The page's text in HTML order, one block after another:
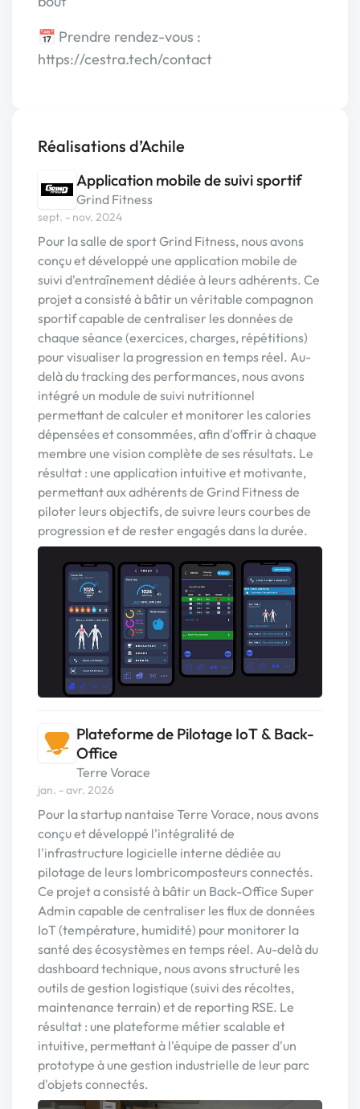
📅 Prendre rendez-vous :
https://cestra.tech/contact
Réalisations d’Achile
Application mobile de suivi sportif
Grind Fitness
sept. - nov. 2024
Pour la salle de sport Grind Fitness, nous avons
conçu et développé une application mobile de
suivi d'entraînement dédiée à leurs adhérents. Ce
projet a consisté à bâtir un véritable compagnon
sportif capable de centraliser les données de
chaque séance (exercices, charges, répétitions)
pour visualiser la progression en temps réel. Au-
delà du tracking des performances, nous avons
intégré un module de suivi nutritionnel
permettant de calculer et monitorer les calories
dépensées et consommées, afin d'offrir à chaque
membre une vision complète de ses résultats. Le
résultat : une application intuitive et motivante,
permettant aux adhérents de Grind Fitness de
piloter leurs objectifs, de suivre leurs courbes de
progression et de rester engagés dans la durée.
Plateforme de Pilotage IoT & Back-
Office
Terre Vorace
jan. - avr. 2026
Pour la startup nantaise Terre Vorace, nous avons
conçu et développé l'intégralité de
l'infrastructure logicielle interne dédiée au
pilotage de leurs lombricomposteurs connectés.
Ce projet a consisté à bâtir un Back-Office Super
Admin capable de centraliser les flux de données
IoT (température, humidité) pour monitorer la
santé des écosystèmes en temps réel. Au-delà du
dashboard technique, nous avons structuré les
outils de gestion logistique (suivi des récoltes,
maintenance terrain) et de reporting RSE. Le
résultat : une plateforme métier scalable et
intuitive, permettant à l'équipe de passer d'un
prototype à une gestion industrielle de leur parc
d'objets connectés.